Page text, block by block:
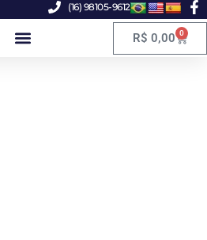
(16) 98105-9612
R$ 0,00 0